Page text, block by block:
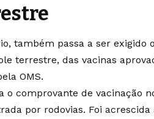
também passa a ser exigido
terrestre, das vacinas
OMS.
o comprovante de vacinação
por rodovias. Foi acrescida